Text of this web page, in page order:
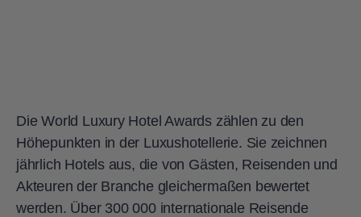
Die World Luxury Hotel Awards zählen zu den
Höhepunkten in der Luxushotellerie. Sie zeichnen
jährlich Hotels aus, die von Gästen, Reisenden und
Akteuren der Branche gleichermaßen bewertet
werden. Über 300 000 internationale Reisende